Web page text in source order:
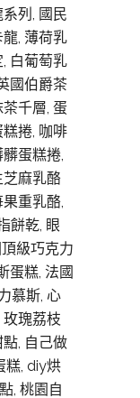
列, 國民
, 薄荷乳
白葡萄乳
國伯爵茶
千層, 蛋
捲, 咖啡
蛋糕捲,
芝麻乳酪
重乳酪,
餅乾, 眼
級巧克力
蛋糕, 法國
慕斯, 心
瑰荔枝
, 自己做
糕, diy烘
, 桃園自